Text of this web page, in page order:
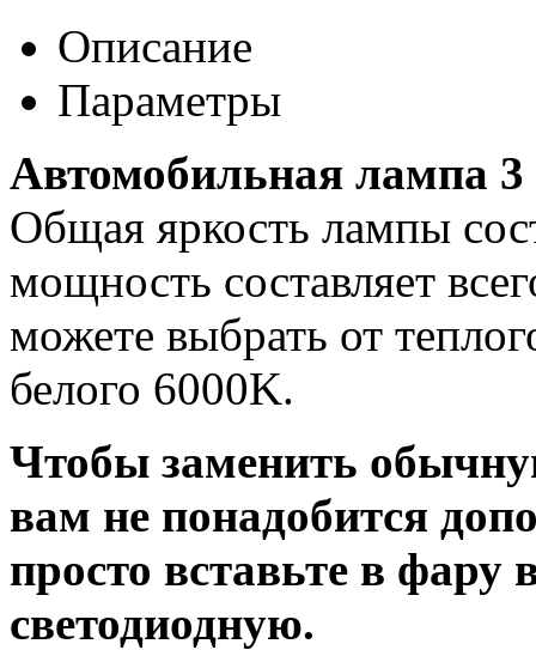
Описание
Параметры
Автомобильная лампа
Общая яркость лампы
мощность составляет
можете выбрать от
белого 6000K.
Чтобы заменить
вам не понадобится
просто вставьте в
светодиодную.